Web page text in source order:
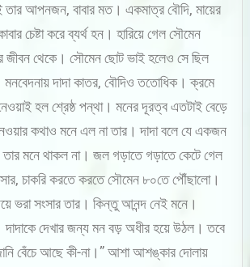
তার আপনজন, বাবার মত। একমাত্র বৌদি, মায়ের
চেষ্টা করে ব্যর্থ হন। হারিয়ে গেল সৌমেন
জীবন থেকে। সৌমেন ছোট ভাই হলেও সে ছিল
মনবেদনায় দাদা কাতর, বৌদিও ততোধিক। ক্রমে
নেওয়াই হল শ্রেষ্ঠ পন্থা। মনের দূরত্ব এতটাই বেড়ে
কথাও মনে এল না তার। দাদা বলে যে একজন
মনে থাকল না। জল গড়াতে গড়াতে কেটে গেল
চাকরি করতে করতে সৌমেন ৮০তে পৌঁছালো।
ভরা সংসার তার। কিন্তু আনন্দ নেই মনে।
দাদাকে দেখার জন্য মন বড় অধীর হয়ে উঠল। তবে
বেঁচে আছে কী-না।” আশা আশঙ্কার দোলায়